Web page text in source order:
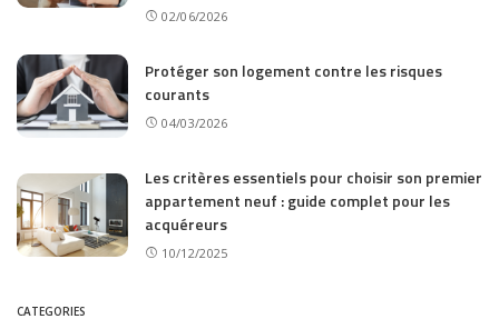
02/06/2026
Protéger son logement contre les risques
courants
04/03/2026
Les critères essentiels pour choisir son premier
appartement neuf : guide complet pour les
acquéreurs
10/12/2025
CATEGORIES